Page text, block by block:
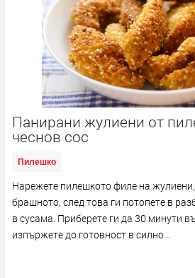
Панирани жулиени от
чеснов сос
Пилешко
Нарежете пилешкото филе на
брашното, след това ги потопете в
в сусама. Приберете ги да 30 минути
изпържете до готовност в силно...